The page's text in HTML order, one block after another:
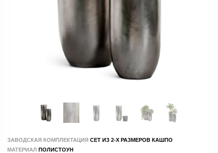
ЗАВОДСКАЯ КОМПЛЕКТАЦИЯ СЕТ ИЗ 2-Х РАЗМЕРОВ КАШПО
МАТЕРИАЛ ПОЛИСТОУН